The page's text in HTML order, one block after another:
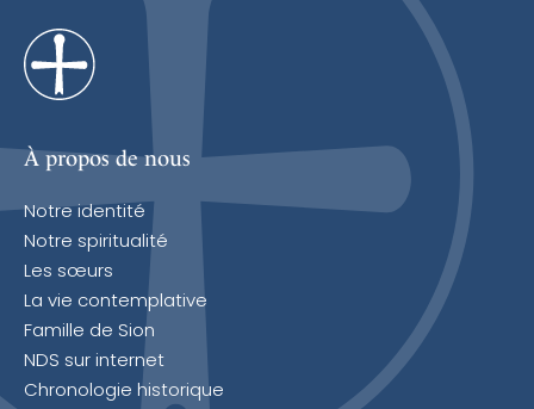
À propos de nous
Notre identité
Notre spiritualité
Les sœurs
La vie contemplative
Famille de Sion
NDS sur internet
Chronologie historique